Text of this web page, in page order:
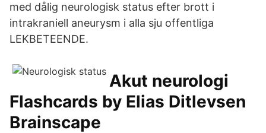
med dålig neurologisk status efter brott i
intrakraniell aneurysm i alla sju offentliga
LEKBETEENDE.
Akut neurologi
Flashcards by Elias Ditlevsen
Brainscape